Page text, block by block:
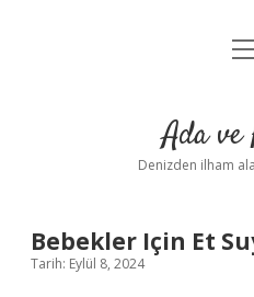
Yasal
Ada ve
Denizden ilham
Bebekler Için Et
Tarih: Eylül 8, 2024